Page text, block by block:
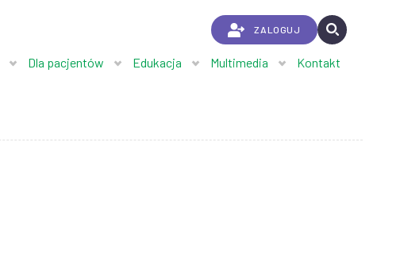
ZALOGUJ
Dla pacjentów Edukacja Multimedia Kontakt